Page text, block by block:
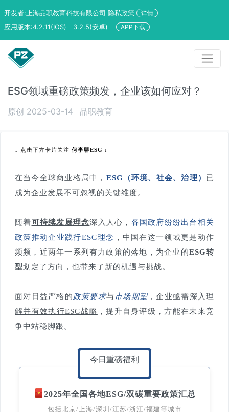
开发者:上海品职教育科技有限公司 隐私政策
详情
应用版本:4.2.11(IOS)｜3.2.5(安卓)
APP下载
ESG领域重磅政策频发，企业该如何应对？
原创 2025-03-14 品职教育
↓ 点击下方卡片关注 何李聊ESG ↓
在当今全球商业格局中， ESG（环境、社会、治理） 已
成为企业发展不可忽视的关键维度。
随着可持续发展理念深入人心， 各国政府纷纷出台相关
政策推动企业践行ESG理念 ，中国在这一领域更是动作
频频，近两年一系列有力政策的落地，为企业的ESG转
型划定了方向，也带来了 新的机遇与挑战。
面对日益严格的政策要求与市场期望，企业亟需深入理
解并有效执行ESG战略 ，提升自身评级，方能在未来竞
争中站稳脚跟。
今日重磅福利
2025年全国各地ESG/双碳重要政策汇总
包括北京/上海/深圳/江苏/浙江/福建等城市